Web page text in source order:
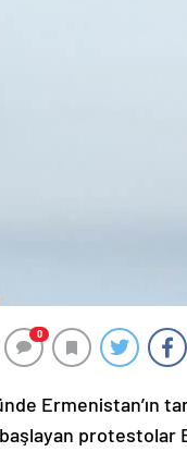
0
Ermenistan’ın
protestolar